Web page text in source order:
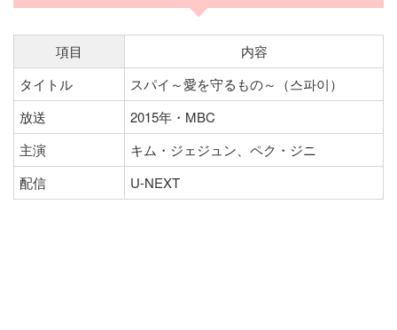
項目
内容
タイトル
スパイ～愛を守るもの～（스파이）
放送
2015年・MBC
主演
キム・ジェジュン、ペク・ジニ
配信
U-NEXT